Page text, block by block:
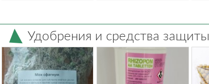
Удобрения и средства защиты